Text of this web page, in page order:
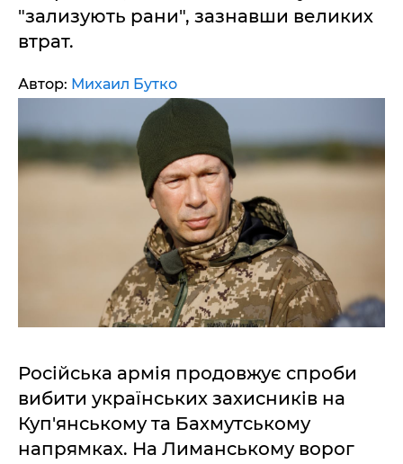
"зализують рани", зазнавши великих
втрат.
Автор: Михаил Бутко
Російська армія продовжує спроби
вибити українських захисників на
Куп'янському та Бахмутському
напрямках. На Лиманському ворог